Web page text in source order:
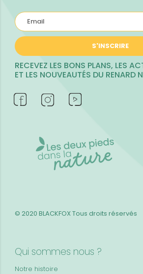
S'INSCRIRE
RECEVEZ LES BONS PLANS, LES
ET LES NOUVEAUTÉS DU RENARD
Qui sommes nous ?
Notre histoire
© 2020 BLACKFOXTous droits réservés